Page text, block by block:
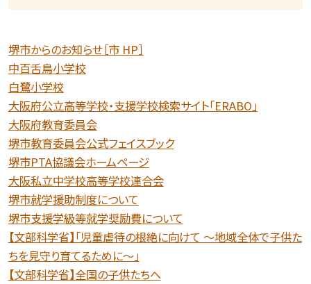
堺市からのお知らせ［市 HP］
中百舌鳥小学校
白鷺小学校
大阪府公立高等学校・支援学校検索サイト「ERABO」
大阪府教育委員会
堺市教育委員会公式フェイスブック
堺市PTA協議会ホームページ
大阪私立中学校高等学校連合会
堺市就学援助制度について
堺市支援学級等就学奨励費について
【文部科学省】「児童虐待の根絶に向けて 〜地域全体で子供た
ちを見守り育てるために〜」
【文部科学省】全国の子供たちへ